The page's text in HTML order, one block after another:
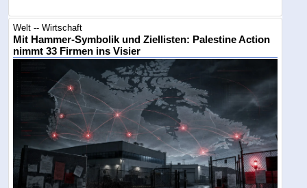
Welt -- Wirtschaft
Mit Hammer-Symbolik und Ziellisten: Palestine Action
nimmt 33 Firmen ins Visier